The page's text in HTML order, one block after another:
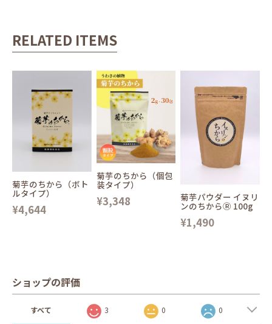
RELATED ITEMS
菊芋のちから（ボト
ルタイプ）
¥4,644
菊芋のちから（個包
装タイプ）
¥3,348 菊芋パウダー イヌリ
ンのちからⓇ 100g
¥1,490
ショップの評価
すべて 3 0 0